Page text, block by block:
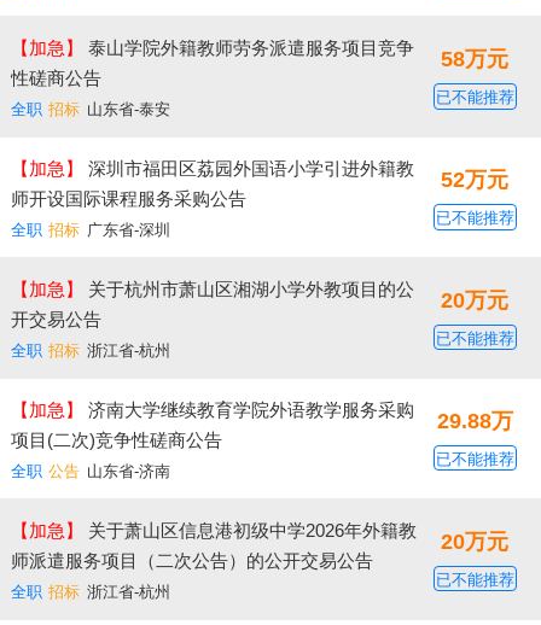
【加急】
泰山学院外籍教师劳务派遣服务项目竞争
性磋商公告
全职 招标 山东省-泰安
58万元
已不能推荐
【加急】
深圳市福田区荔园外国语小学引进外籍教
师开设国际课程服务采购公告
全职 招标 广东省-深圳
52万元
已不能推荐
【加急】
​关于杭州市萧山区湘湖小学外教项目的公
开交易公告
全职 招标 浙江省-杭州
20万元
已不能推荐
【加急】
济南大学继续教育学院外语教学服务采购
项目(二次)竞争性磋商公告
全职 公告 山东省-济南
29.88万
已不能推荐
【加急】
关于萧山区信息港初级中学2026年外籍教
师派遣服务项目（二次公告）的公开交易公告
全职 招标 浙江省-杭州
20万元
已不能推荐